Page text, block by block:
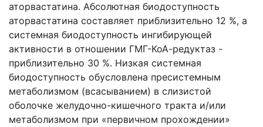
аторвастатина. Абсолютная биодоступность
аторвастатина составляет приблизительно 12 %, а
системная биодоступность ингибирующей
активности в отношении ГМГ-КоА-редуктаз -
приблизительно 30 %. Низкая системная
биодоступность обусловлена пресистемным
метаболизмом (всасыванием) в слизистой
оболочке желудочно-кишечного тракта и/или
метаболизмом при «первичном прохождении»